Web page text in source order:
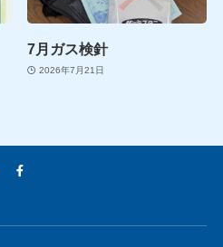
7月ガス検針
2026年7月21日